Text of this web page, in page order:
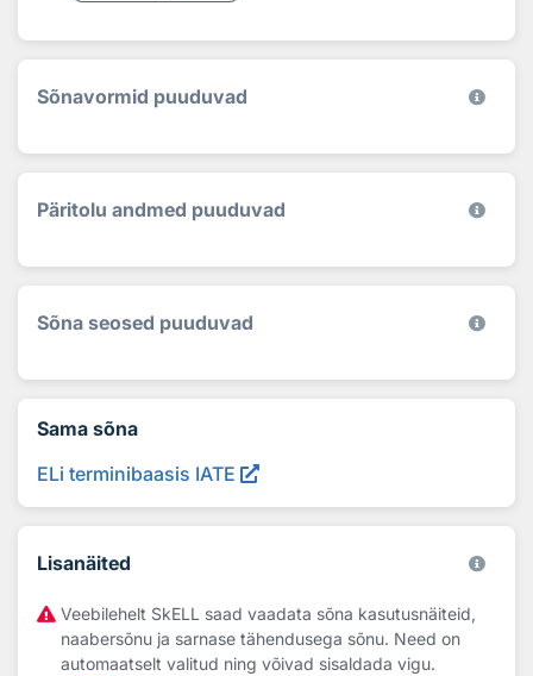
Sõnavormid puuduvad
Päritolu andmed puuduvad
Sõna seosed puuduvad
Sama sõna
ELi terminibaasis IATE
Lisanäited
Veebilehelt SkELL saad vaadata sõna kasutusnäiteid,
naabersõnu ja sarnase tähendusega sõnu. Need on
automaatselt valitud ning võivad sisaldada vigu.